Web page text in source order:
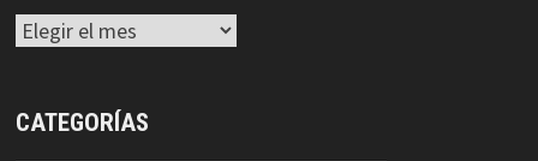
Archivos
CATEGORÍAS